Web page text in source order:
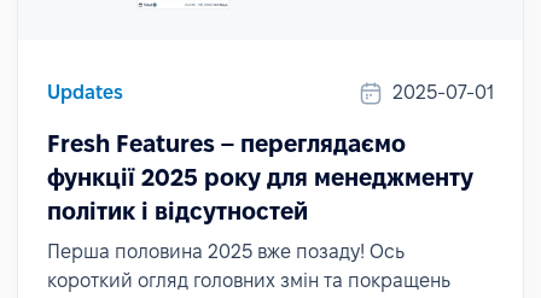
Updates 2025-07-01
Fresh Features – переглядаємо
функції 2025 року для менеджменту
політик і відсутностей
Перша половина 2025 вже позаду! Ось
короткий огляд головних змін та покращень